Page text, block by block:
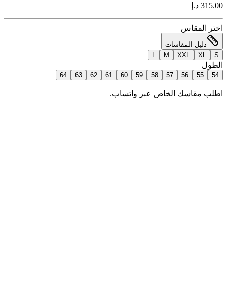
315.00 د.إ
اختر المقاس
دليل المقاسات
S
XL
XXL
M
الطول
54
55
56
57
58
59
60
61
62
63
64
اطلب مقاسك الخاص عبر واتساب.